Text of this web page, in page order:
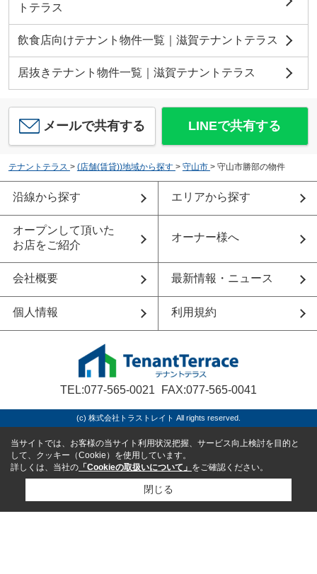
トテラス
飲食店向けテナント物件一覧｜滋賀テナントテラス
居抜きテナント物件一覧｜滋賀テナントテラス
メールで共有する LINEで共有する
テナントテラス > (店舗(賃貸))地域から探す > 守山市 > 守山市勝部の物件
沿線から探す エリアから探す
オープンして頂いた
お店をご紹介
オーナー様へ
会社概要 最新情報・ニュース
個人情報 利用規約
TEL:077-565-0021 FAX:077-565-0041
(c) 株式会社トラストレイト All rights reserved.
当サイトでは、お客様の当サイト利用状況把握、サービス向上検討を目的と
して、クッキー（Cookie）を使用しています。
詳しくは、当社の 「Cookieの取扱いについて」 をご確認ください。
閉じる